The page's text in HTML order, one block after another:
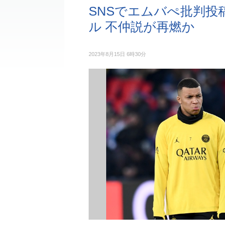
SNSでエムバぺ批判投
ル 不仲説が再燃か
2023年8月15日 6時30分